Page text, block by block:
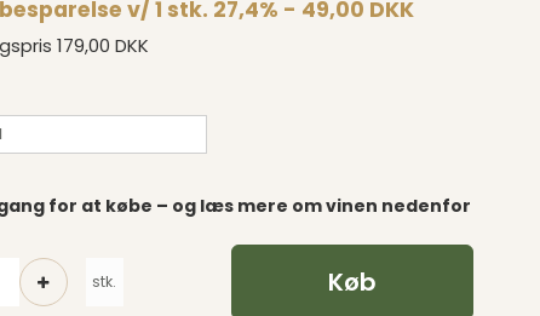
besparelse v/ 1 stk. 27,4% - 49,00 DKK
179,00 DKK
for at købe – og læs mere om vinen nedenfor
stk. Køb